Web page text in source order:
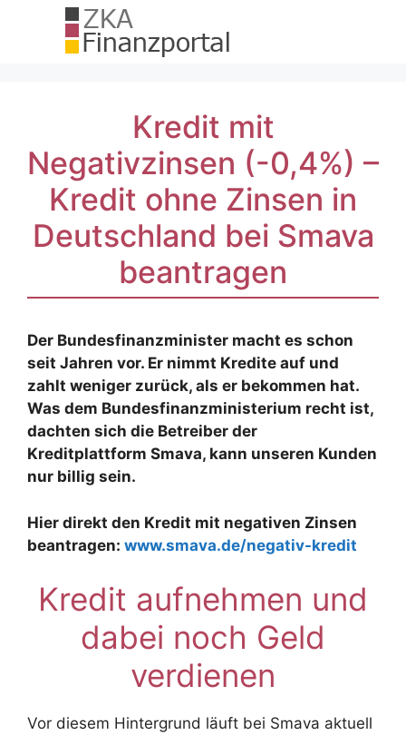
Kredit mit
Negativzinsen (-0,4%) –
Kredit ohne Zinsen in
Deutschland bei Smava
beantragen
Der Bundesfinanzminister macht es schon
seit Jahren vor. Er nimmt Kredite auf und
zahlt weniger zurück, als er bekommen hat.
Was dem Bundesfinanzministerium recht ist,
dachten sich die Betreiber der
Kreditplattform Smava, kann unseren Kunden
nur billig sein.
Hier direkt den Kredit mit negativen Zinsen
beantragen: www.smava.de/negativ-kredit
Kredit aufnehmen und
dabei noch Geld
verdienen
Vor diesem Hintergrund läuft bei Smava aktuell